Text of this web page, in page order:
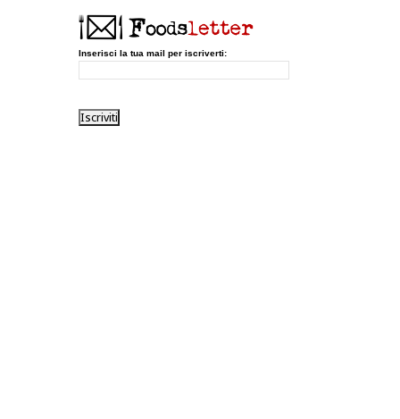
Inserisci la tua mail per iscriverti: